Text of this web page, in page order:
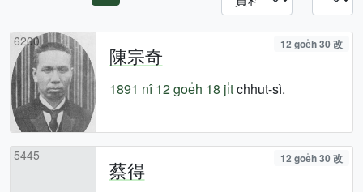
6200
陳宗奇 12 goe̍h 30 改
1891 nî 12 goe̍h 18 ji̍tchhut-sì.
5445
蔡得 12 goe̍h 30 改